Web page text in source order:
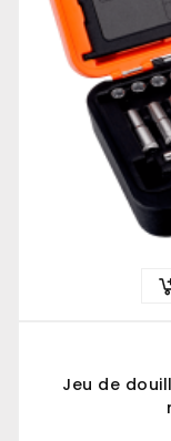
Jeu de